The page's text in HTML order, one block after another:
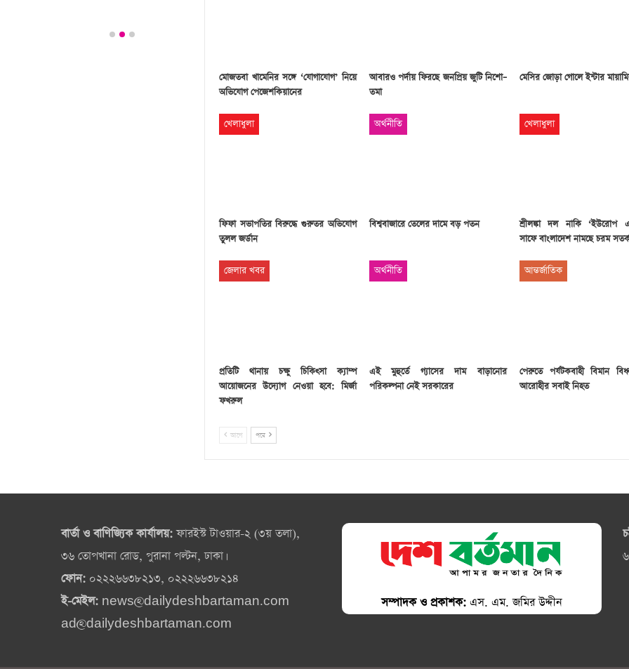
মোজতবা খামেনির সঙ্গে ‘যোগাযোগ’ নিয়ে
অভিযোগ পেজেশকিয়ানের
আবারও পর্দায় ফিরছে জনপ্রিয় জুটি নিশো–
তমা
মেসির জোড়া গোলে ইন্টার
খেলাধুলা
ফিফা সভাপতির বিরুদ্ধে গুরুতর অভিযোগ
তুলল জর্ডান
অর্থনীতি
বিশ্ববাজারে তেলের দামে বড় পতন
খেলাধুলা
শ্রীলঙ্কা দল নাকি ‘ইউরোপ
সাফে বাংলাদেশ নামছে চরম
জেলার খবর
প্রতিটি থানায় চক্ষু চিকিৎসা ক্যাম্প
আয়োজনের উদ্যোগ নেওয়া হবে: মির্জা
ফখরুল
অর্থনীতি
এই মুহুর্তে গ্যাসের দাম বাড়ানোর
পরিকল্পনা নেই সরকারের
আন্তর্জাতিক
পেরুতে পর্যটকবাহী বিমান
আরোহীর সবাই নিহত
আগে পরে
বার্তা ও বাণিজ্যিক কার্যালয়:ফারইস্ট টাওয়ার-২ (৩য় তলা),
৩৬ তোপখানা রোড, পুরানা পল্টন, ঢাকা।
ফোন: ০২২২৬৬৩৮২১৩, ০২২২৬৬৩৮২১৪
ই-মেইল: news@dailydeshbartaman.com
ad@dailydeshbartaman.com
সম্পাদক ও প্রকাশক: এস. এম. জমির উদ্দীন